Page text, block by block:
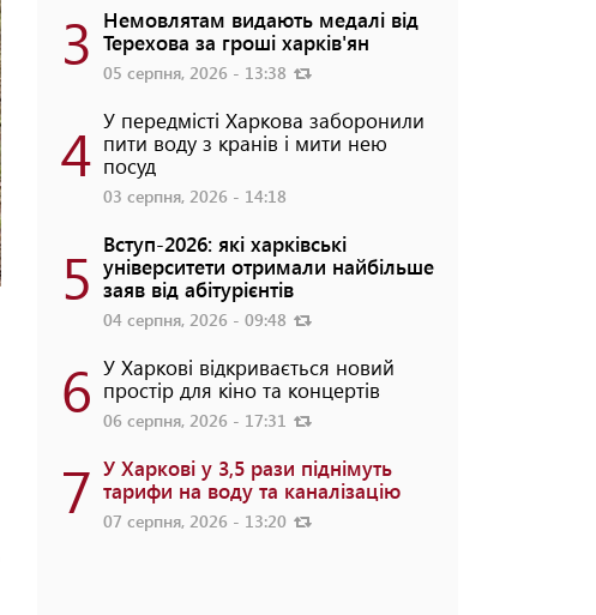
3 Немовлятам видають медалі від
Терехова за гроші харків'ян
05 серпня, 2026 - 13:38
4 У передмісті Харкова заборонили
пити воду з кранів і мити нею
посуд
03 серпня, 2026 - 14:18
5 Вступ-2026: які харківські
університети отримали найбільше
заяв від абітурієнтів
04 серпня, 2026 - 09:48
6 У Харкові відкривається новий
простір для кіно та концертів
06 серпня, 2026 - 17:31
7 У Харкові у 3,5 рази піднімуть
тарифи на воду та каналізацію
07 серпня, 2026 - 13:20